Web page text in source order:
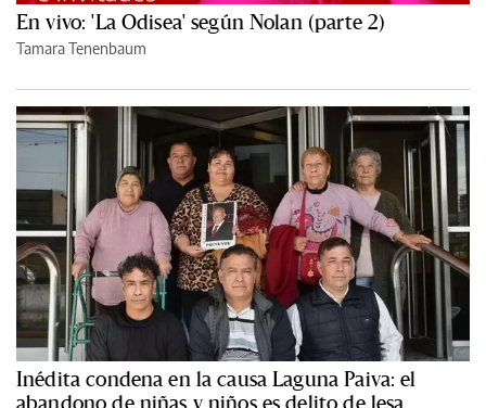
En vivo: 'La Odisea' según Nolan (parte 2)
Tamara Tenenbaum
Inédita condena en la causa Laguna Paiva: el